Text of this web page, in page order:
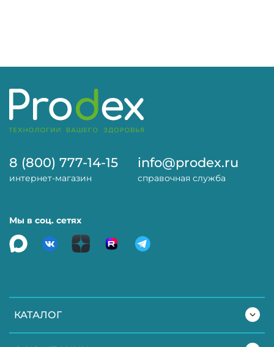
КАТАЛОГ
8 (800) 777-14-15
интернет-магазин
info@prodex.ru
справочная служба
Мы в соц. сетях